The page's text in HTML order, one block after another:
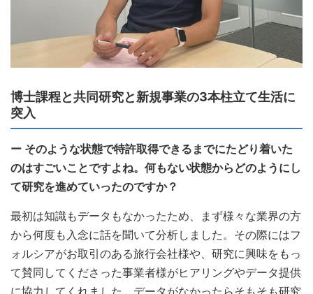
博士課程と共同研究と新規事業の3本柱立て生活に
突入
ー そのような状態で特許取得できるまでにたどり着いた
のはすごいことですよね。何もない状態からどのようにし
て研究を進めていったのですか？
最初は知識もデータもなかったため、まず様々な業界の方
から何度も入念に話を聞いて分析しました。その際にはフ
ォルシアがお取引のある旅行会社様や、研究に興味をもっ
て賛同してくださった事業者様がヒアリングやデータ提供
に協力してくれました。データがなかったらそもそも研究